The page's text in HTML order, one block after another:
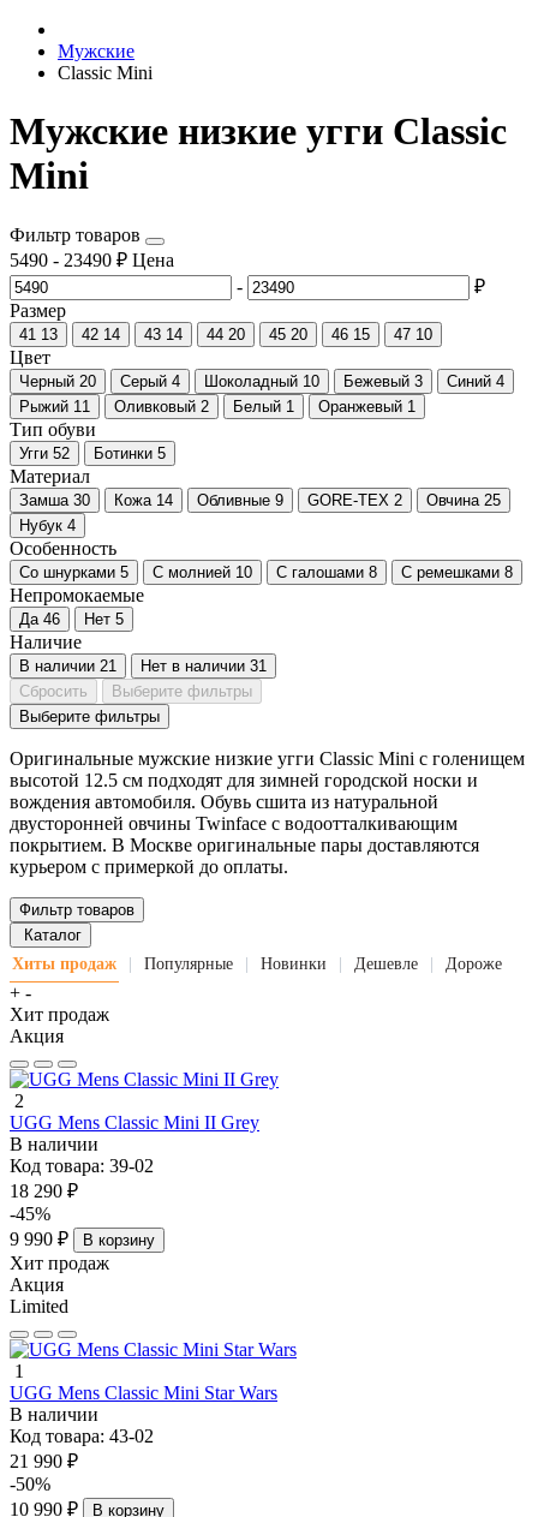
Мужские
Classic Mini
Мужские низкие угги Classic
Mini
Фильтр товаров
5490 - 23490 ₽ Цена
-
₽
Размер
41 13 42 14 43 14 44 20 45 20 46 15 47 10
Цвет
Черный 20 Серый 4 Шоколадный 10 Бежевый 3 Синий 4
Рыжий 11 Оливковый 2 Белый 1 Оранжевый 1
Тип обуви
Угги 52 Ботинки 5
Материал
Замша 30 Кожа 14 Обливные 9 GORE-TEX 2 Овчина 25
Нубук 4
Особенность
Со шнурками 5 С молнией 10 С галошами 8 С ремешками 8
Непромокаемые
Да 46 Нет 5
Наличие
В наличии 21 Нет в наличии 31
Сбросить
Выберите фильтры
Выберите фильтры
Оригинальные мужские низкие угги Classic Mini с голенищем
высотой 12.5 см подходят для зимней городской носки и
вождения автомобиля. Обувь сшита из натуральной
двусторонней овчины Twinface с водоотталкивающим
покрытием. В Москве оригинальные пары доставляются
курьером с примеркой до оплаты.
Фильтр товаров
Каталог
Хиты продаж
Популярные Новинки Дешевле Дороже
+ -
Хит продаж
Акция
2
UGG Mens Classic Mini II Grey
В наличии
Код товара: 39-02
18 290 ₽
-45%
9 990 ₽
В корзину
Хит продаж
Акция
Limited
1
UGG Mens Classic Mini Star Wars
В наличии
Код товара: 43-02
21 990 ₽
-50%
10 990 ₽
В корзину